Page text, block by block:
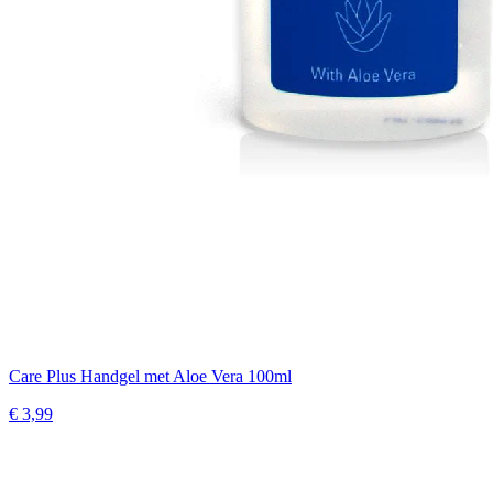
Care Plus Handgel met Aloe Vera 100ml
€ 3,99